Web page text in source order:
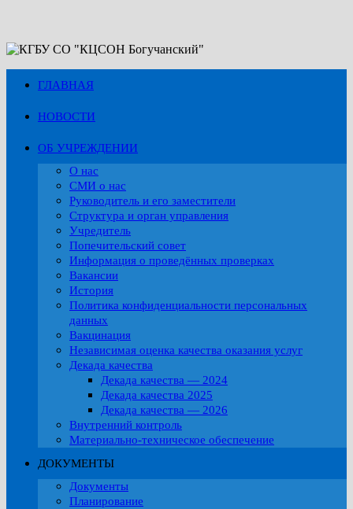
Перейти
к
содержимому
ГЛАВНАЯ
НОВОСТИ
ОБ УЧРЕЖДЕНИИ
О нас
СМИ о нас
Руководитель и его заместители
Структура и орган управления
Учредитель
Попечительский совет
Информация о проведённых проверках
Вакансии
История
Политика конфиденциальности персональных
данных
Вакцинация
Независимая оценка качества оказания услуг
Декада качества
Декада качества — 2024
Декада качества 2025
Декада качества — 2026
Внутренний контроль
Материально-техническое обеспечение
ДОКУМЕНТЫ
Документы
Планирование